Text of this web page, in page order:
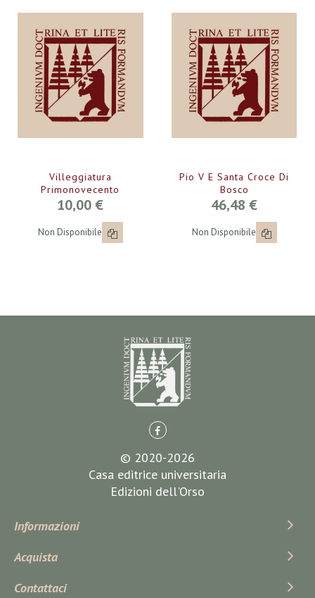
Villeggiatura
Primonovecento
10,00 €
Non Disponibile
Pio V E Santa Croce Di
Bosco
46,48 €
Non Disponibile
© 2020-2026
Casa editrice universitaria
Edizioni dell'Orso
Informazioni
Acquista
Contattaci